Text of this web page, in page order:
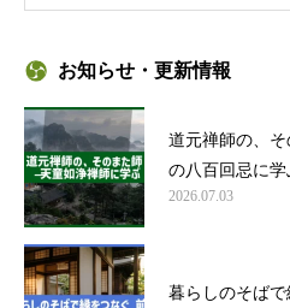
お知らせ・更新情報
道元禅師の、
の八百回忌に学
2026.07.03
暮らしのそば